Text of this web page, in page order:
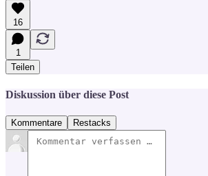
16
1
Teilen
Diskussion über diese Post
Kommentare Restacks